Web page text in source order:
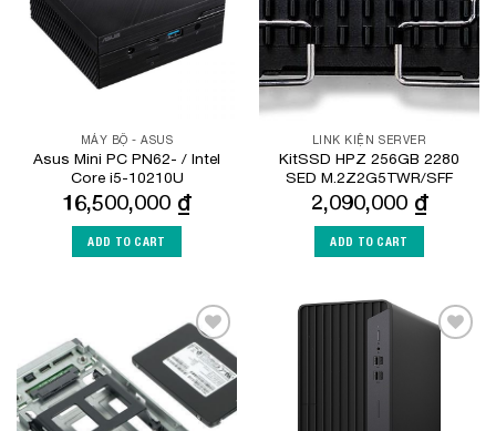
MÁY BỘ - ASUS
Asus Mini PC PN62- / Intel
Core i5-10210U
16,500,000 ₫
ADD TO CART
LINK KIỆN SERVER
KitSSD HPZ 256GB 2280
SED M.2Z2G5TWR/SFF
2,090,000 ₫
ADD TO CART
Add to
Wishlist